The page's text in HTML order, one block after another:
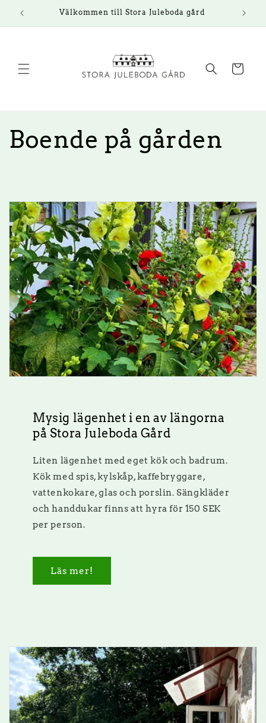
vidare
till
innehåll
Välkommen till Stora Juleboda gård
Varukorg
Boende på gården
Mysig lägenhet i en av längorna
på Stora Juleboda Gård
Liten lägenhet med eget kök och badrum.
Kök med spis, kylskåp, kaffebryggare,
vattenkokare, glas och porslin. Sängkläder
och handdukar finns att hyra för 150 SEK
per person.
Läs mer!